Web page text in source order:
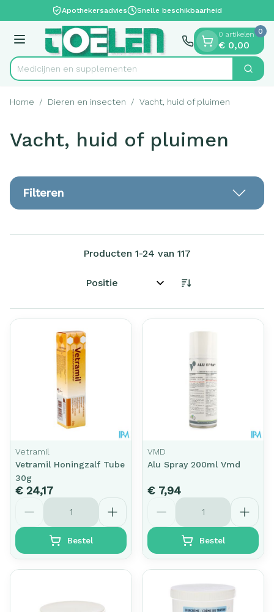
Ga naar de inhoudApothekersadvies Snelle beschikbaarheid
Menu
Product, merk, categorie...
Medicij Zoek
0 artikelen
€ 0,00
0
Home / Dieren en insecten / Vacht, huid of pluimen
Vacht, huid of pluimen
Filteren
Producten 1-24 van 117
Sorteer op:
Vetramil
Vetramil Honingzalf Tube
30g
€ 24,17
Aantal
Bestel
VMD
Alu Spray 200ml Vmd
€ 7,94
Aantal
Bestel